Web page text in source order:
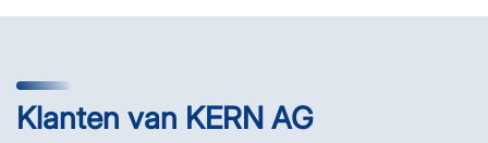
Klanten van KERN AG